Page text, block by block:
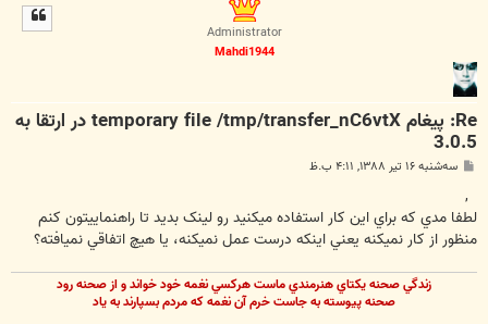
Administrator
Mahdi1944
Re: پیغام temporary file /tmp/transfer_nC6vtX در ارتقا به
3.0.5
پ سه‌شنبه ۱۶ تیر ۱۳۸۸, ۴:۱۱ ب.ظ
لطفا مدي که براي اين کار استفاده ميکنيد رو لينک بديد تا راهنماييتون کنم
منظور از کار نميکنه يعني اينکه درست عمل نميکنه، يا هيچ اتفاقي نميافته؟
زندگي صحنه يکتاي هنرمندي ماست هرکسي نغمه خود خواند و از صحنه رود
صحنه پيوسته به جاست خرم آن نغمه که مردم بسپارند به ياد